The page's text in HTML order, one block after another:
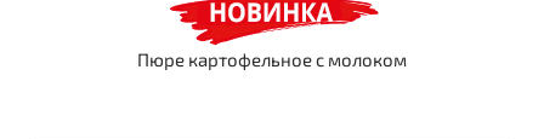
Пюре картофельное c молоком